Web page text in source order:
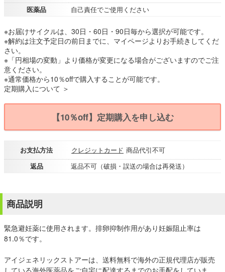
医薬品
自己責任でご使用ください
※お届けサイクルは、30日・60日・90日毎から選択が可能です。
※解約は注文予定日の前日までに、マイページよりお手続きしてくだ
さい。
※「円相場の変動」より価格が変更になる場合がございますのでご注
意ください。
※通常価格から10％offで購入することが可能です。
定期購入について ＞
【10％off】定期購入を申し込む
お支払方法 クレジットカード 商品代引不可
返品
返品不可（破損・誤送の場合は再発送）
商品説明
緊急避妊薬に使用されます。排卵抑制作用があり妊娠阻止率は
81.0％です。
アイジェネリックストアーは、送料無料で海外の正規代理店が販売
している海外医薬品をご自宅に配達するまでのお手配をしていま